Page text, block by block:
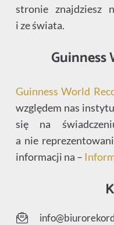
stronie znajdziesz
i ze świata.
Guinness World
względem nas
się na
a nie
informacji na –